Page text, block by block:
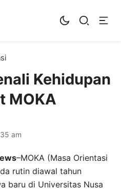
Kehidupan
MOKA
am
–MOKA (Masa Orientasi
rutin diawal tahun
baru di Universitas Nusa